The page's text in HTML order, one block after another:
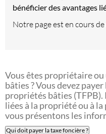
bénéficier des avantages
Notre page est en cours de
Vous êtes propriétaire
bâties ? Vous devez
propriétés bâties
liées à la propriété ou à
vous présentons les
Qui doit payer la taxe foncière ?